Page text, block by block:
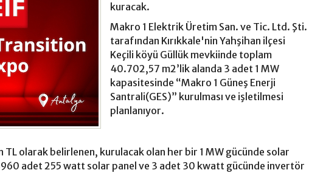
kuracak.
Makro 1 Elektrik Üretim San. ve Tic. Ltd. Şti.
tarafından Kırıkkale'nin Yahşihan ilçesi
Keçili köyü Güllük mevkiinde toplam
40.702,57 m2’lik alanda 3 adet 1 MW
kapasitesinde “Makro 1 Güneş Enerji
Santrali(GES)” kurulması ve işletilmesi
planlanıyor.
TL olarak belirlenen, kurulacak olan her bir 1 MW gücünde solar
adet 255 watt solar panel ve 3 adet 30 kwatt gücünde invertör